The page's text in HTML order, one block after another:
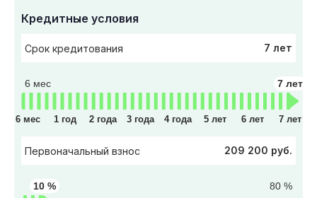
Кредитные условия
Срок кредитования 7 лет
6 мес 7 лет
6 мес 1 год 2 года 3 года 4 года 5 лет 6 лет 7 лет
Первоначальный взнос 209 200 руб.
80 %
10 %